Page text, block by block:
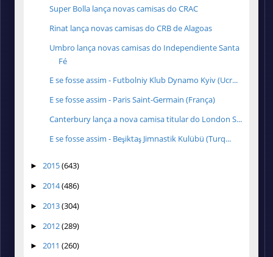
Super Bolla lança novas camisas do CRAC
Rinat lança novas camisas do CRB de Alagoas
Umbro lança novas camisas do Independiente Santa
Fé
E se fosse assim - Futbolniy Klub Dynamo Kyiv (Ucr...
E se fosse assim - Paris Saint-Germain (França)
Canterbury lança a nova camisa titular do London S...
E se fosse assim - Beşiktaş Jimnastik Kulübü (Turq...
► 2015(643)
► 2014(486)
► 2013(304)
► 2012(289)
► 2011 (260)